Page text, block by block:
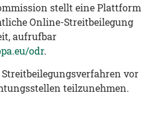
stellt eine Plattform
Online-Streitbeilegung
aufrufbar
odr.
vor
teilzunehmen.